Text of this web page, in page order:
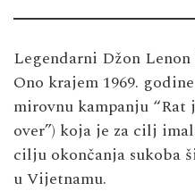
Legendarni Džon
Ono krajem 1969.
mirovnu kampanju “Rat
over”) koja je za cilj
cilju okončanja sukoba
u Vijetnamu.